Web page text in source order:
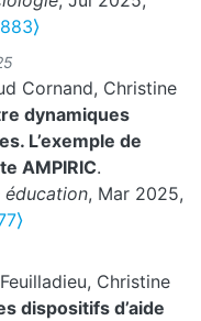
Cornand, Christine
dynamiques
L’exemple de
AMPIRIC.
éducation, Mar 2025,
Christine
dispositifs d’aide